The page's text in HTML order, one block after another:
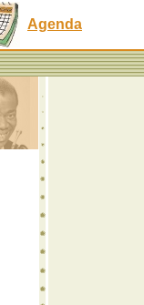
Agenda